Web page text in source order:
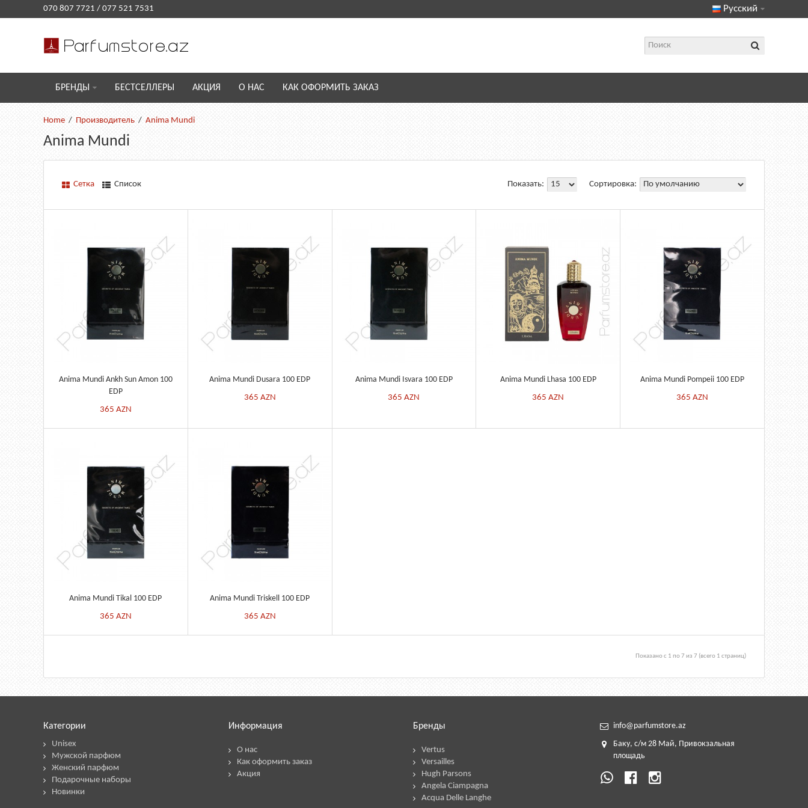
070 807 7721 / 077 521 7531 Русский
БРЕНДЫ БЕСТСЕЛЛЕРЫ АКЦИЯ О НАС КАК ОФОРМИТЬ ЗАКАЗ
Производитель Anima Mundi
Anima Mundi
Сетка Список Показать: Сортировка:
Anima Mundi Ankh Sun Amon 100
EDP
365 AZN
Anima Mundi Dusara 100 EDP
365 AZN
Anima Mundi Isvara 100 EDP
365 AZN
Anima Mundi Lhasa 100 EDP
365 AZN
Anima Mundi Pompeii 100 EDP
365 AZN
Anima Mundi Tikal 100 EDP
365 AZN
Anima Mundi Triskell 100 EDP
365 AZN
Показано с 1 по 7 из 7 (всего 1 страниц)
Категории
Unisex
Мужской парфюм
Женский парфюм
Подарочные наборы
Новинки
Информация
О нас
Как оформить заказ
Акция
Бренды
Vertus
Versailles
Hugh Parsons
Angela Ciampagna
Acqua Delle Langhe
info@parfumstore.az
Баку, с/м 28 Май, Привокзальная
площадь